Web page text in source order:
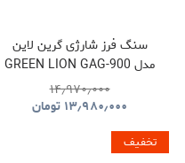
سنگ فرز شارژی گرین لاین
مدل GREEN LION GAG-900
CORDLESS ANGLE
GRINDER TOOL
۱۴٫۹۷۰٫۰۰۰
۱۳٫۹۸۰٫۰۰۰ تومان
تخفیف